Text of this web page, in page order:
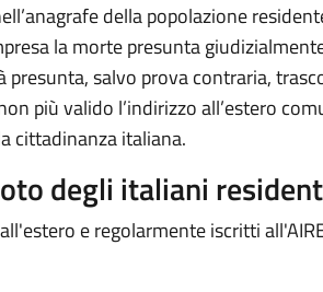
della popolazione
la morte presunta
presunta, salvo prova contraria,
più valido l’indirizzo all’estero
cittadinanza italiana.
degli italiani
e regolarmente iscritti